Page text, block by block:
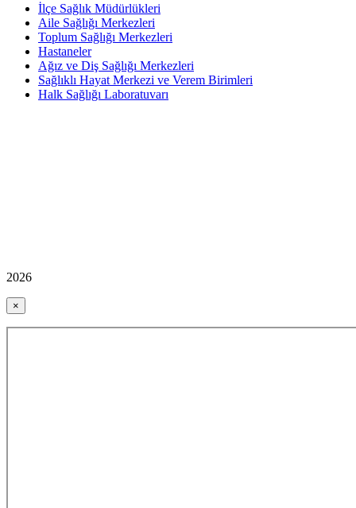
İlçe Sağlık Müdürlükleri
Aile Sağlığı Merkezleri
Toplum Sağlığı Merkezleri
Hastaneler
Ağız ve Diş Sağlığı Merkezleri
Sağlıklı Hayat Merkezi ve Verem Birimleri
Halk Sağlığı Laboratuvarı
2026
×